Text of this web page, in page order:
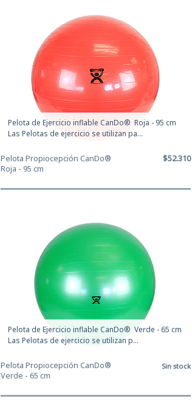
Pelota de Ejercicio inflable CanDo® Roja - 95 cm
Las Pelotas de ejercicio se utilizan pa...
Pelota Propiocepción CanDo®
Roja - 95 cm
$52.310
Pelota de Ejercicio inflable CanDo® Verde - 65 cm
Las Pelotas de ejercicio se utilizan p...
Pelota Propiocepción CanDo®
Verde - 65 cm
Sin stock